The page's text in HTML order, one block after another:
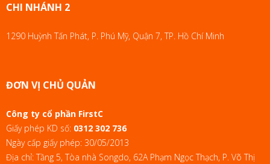
CHI NHÁNH 2
1290 Huỳnh Tấn Phát, P. Phú Mỹ, Quận 7, TP. Hồ Chí Minh
ĐƠN VỊ CHỦ QUẢN
Công ty cổ phần FirstC
Giấy phép KD số: 0312 302 736
Ngày cấp giấy phép: 30/05/2013
Địa chỉ: Tầng 5, Tòa nhà Songdo, 62A Phạm Ngọc Thạch, P. Võ Thị